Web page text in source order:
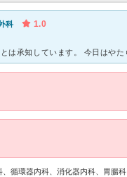
科 1.0
、循環器内科、消化器内科、胃腸